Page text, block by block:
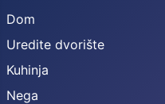
Dom
Uredite dvorište
Kuhinja
Nega